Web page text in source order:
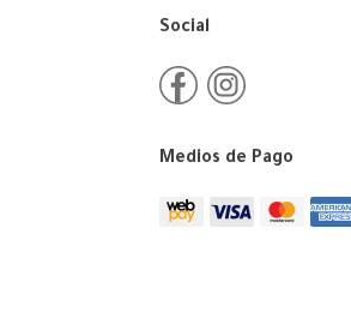
Social
Medios de Pago